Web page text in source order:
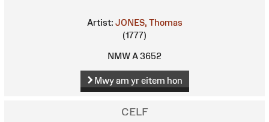
Artist: JONES, Thomas
(1777)
NMW A 3652
Mwy am yr eitem hon
CELF